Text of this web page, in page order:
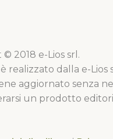
2018 e-Lios srl.
realizzato dalla e-Lios
aggiornato senza
un prodotto